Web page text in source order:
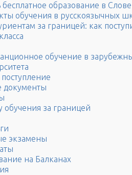
образование в
обучения в русскоязычных
за границей: как
обучение в
документы
обучения за границей
экзамены
на Балканах